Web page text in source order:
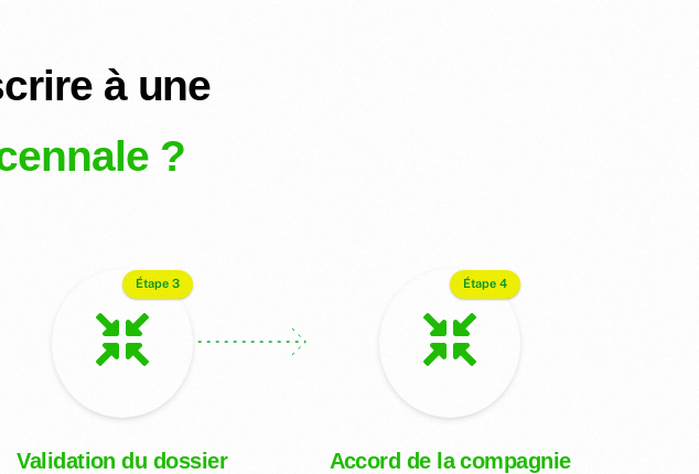
à une
?
Validation du dossier
Étape 3
Accord de la compagnie
Étape 4